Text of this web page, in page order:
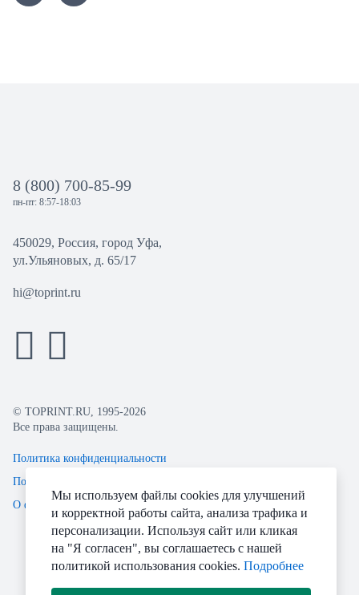
8 (800) 700-85-99
пн-пт: 8:57-18:03
450029, Россия, город Уфа,
ул.Ульяновых, д. 65/17
hi@toprint.ru
© TOPRINT.RU, 1995-2026
Все права защищены.
Политика конфиденциальности
Пользовательское соглашение
О файлах Cookie
Мы используем файлы cookies для улучшений
и корректной работы сайта, анализа трафика и
персонализации. Используя сайт или кликая
на "Я согласен", вы соглашаетесь с нашей
политикой использования cookies. Подробнее